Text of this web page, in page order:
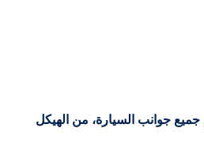
جوانب السيارة، من الهيكل